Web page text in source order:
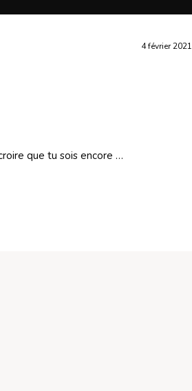
4 février 2021
que tu sois encore …